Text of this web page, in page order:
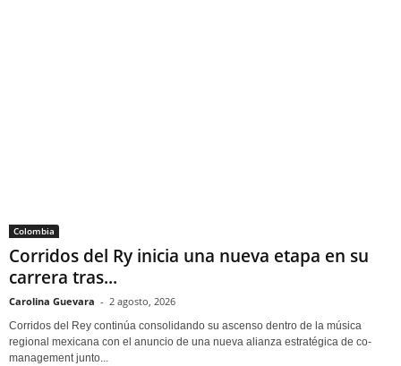
Colombia
Corridos del Ry inicia una nueva etapa en su
carrera tras...
Carolina Guevara - 2 agosto, 2026
Corridos del Rey continúa consolidando su ascenso dentro de la música
regional mexicana con el anuncio de una nueva alianza estratégica de co-
management junto...